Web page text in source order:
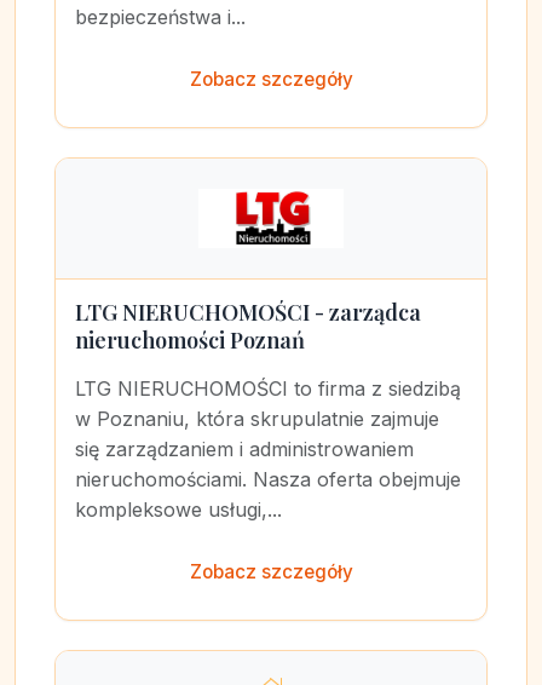
bezpieczeństwa i...
Zobacz szczegóły
LTG NIERUCHOMOŚCI - zarządca
nieruchomości Poznań
LTG NIERUCHOMOŚCI to firma z siedzibą
w Poznaniu, która skrupulatnie zajmuje
się zarządzaniem i administrowaniem
nieruchomościami. Nasza oferta obejmuje
kompleksowe usługi,...
Zobacz szczegóły